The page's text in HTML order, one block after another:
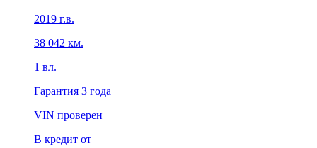
2019 г.в.
38 042 км.
1 вл.
Гарантия 3 года
VIN проверен
В кредит от